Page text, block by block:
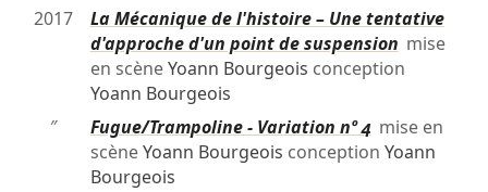
2017
La Mécanique de l'histoire – Une tentative
d'approche d'un point de suspension mise
en scèneYoann Bourgeois conception
Yoann Bourgeois
″
Fugue/Trampoline - Variation nº 4 mise en
scèneYoann Bourgeois conception Yoann
Bourgeois